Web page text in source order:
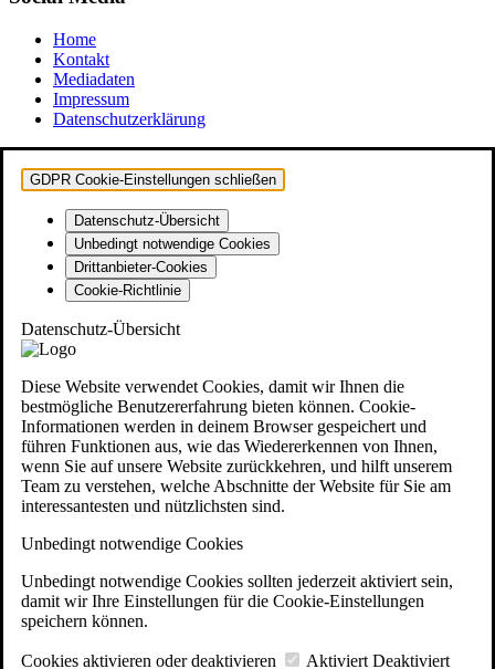
Home
Kontakt
Mediadaten
Impressum
Datenschutzerklärung
GDPR Cookie-Einstellungen schließen
Datenschutz-Übersicht
Unbedingt notwendige Cookies
Drittanbieter-Cookies
Cookie-Richtlinie
Datenschutz-Übersicht
Diese Website verwendet Cookies, damit wir Ihnen die
bestmögliche Benutzererfahrung bieten können. Cookie-
Informationen werden in deinem Browser gespeichert und
führen Funktionen aus, wie das Wiedererkennen von Ihnen,
wenn Sie auf unsere Website zurückkehren, und hilft unserem
Team zu verstehen, welche Abschnitte der Website für Sie am
interessantesten und nützlichsten sind.
Unbedingt notwendige Cookies
Unbedingt notwendige Cookies sollten jederzeit aktiviert sein,
damit wir Ihre Einstellungen für die Cookie-Einstellungen
speichern können.
Cookies aktivieren oder deaktivieren Aktiviert Deaktiviert